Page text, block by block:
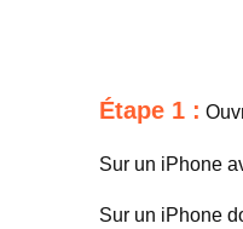
Étape 1 :
Sur un iPhone
Sur un iPhone